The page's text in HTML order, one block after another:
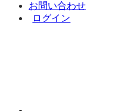
お問い合わせ
ログイン